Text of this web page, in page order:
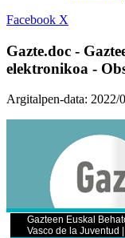
Facebook X
Gazte.doc -
elektronikoa -
Argitalpen-data: 2022/
Gazteen Euskal
Vasco de la Juventud